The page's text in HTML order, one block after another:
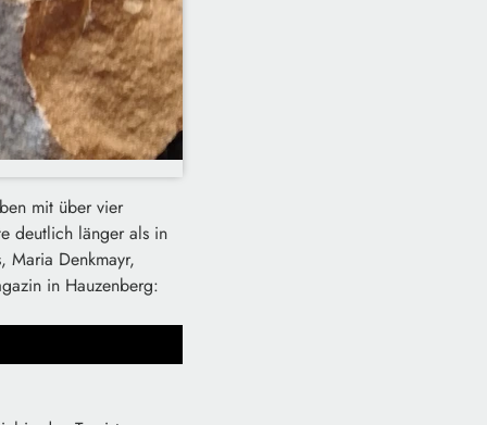
mit über vier
deutlich länger als in
Maria Denkmayr,
in Hauzenberg: